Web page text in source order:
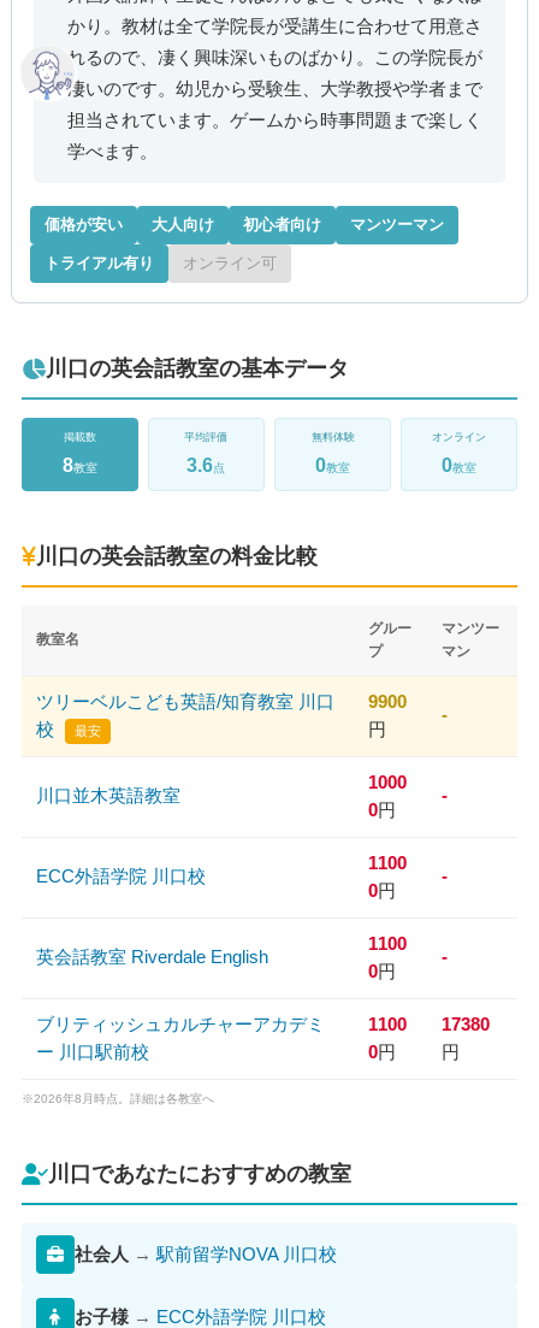
かり。教材は全て学院長が受講生に合わせて用意さ
れるので、凄く興味深いものばかり。この学院長が
凄いのです。幼児から受験生、大学教授や学者まで
担当されています。ゲームから時事問題まで楽しく
学べます。
価格が安い 大人向け 初心者向け マンツーマン
トライアル有り オンライン可
川口の英会話教室の基本データ
掲載数
8教室
平均評価
3.6点
無料体験
0教室
オンライン
0教室
川口の英会話教室の料金比較
教室名
グルー
プ
マンツー
マン
ツリーベルこども英語/知育教室 川口
校
最安
9900
円
-
川口並木英語教室
1000
0円
-
ECC外語学院 川口校
1100
0円
-
英会話教室 Riverdale English
1100
0円
-
ブリティッシュカルチャーアカデミ
ー 川口駅前校
1100
0円
17380
円
※2026年8月時点。詳細は各教室へ
川口であなたにおすすめの教室
社会人 → 駅前留学NOVA 川口校
お子様 → ECC外語学院 川口校